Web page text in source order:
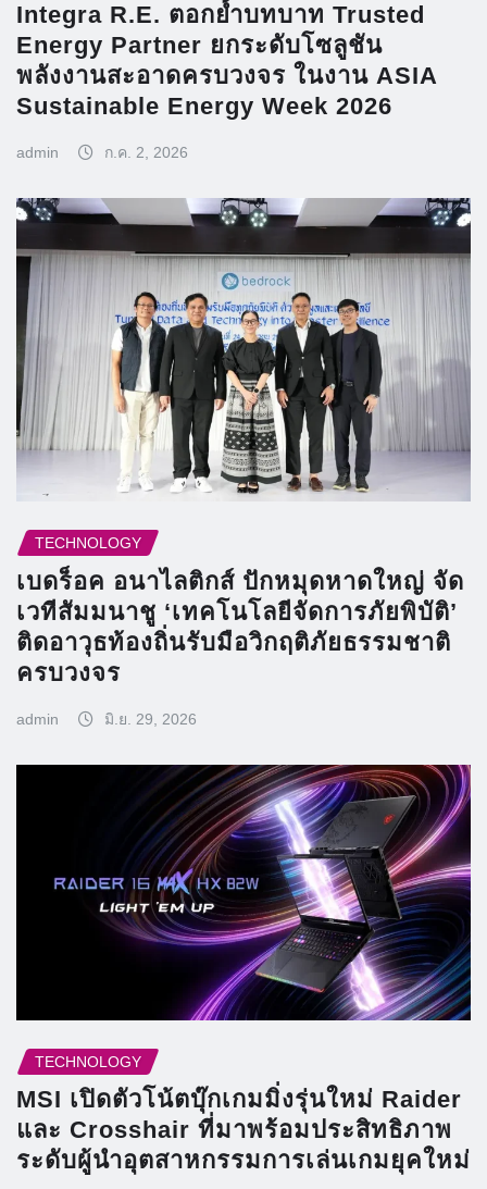
Integra R.E. ตอกย้ำบทบาท Trusted
Energy Partner ยกระดับโซลูชัน
พลังงานสะอาดครบวงจร ในงาน ASIA
Sustainable Energy Week 2026
admin ก.ค. 2, 2026
TECHNOLOGY
เบดร็อค อนาไลติกส์ ปักหมุดหาดใหญ่ จัด
เวทีสัมมนาชู ‘เทคโนโลยีจัดการภัยพิบัติ’
ติดอาวุธท้องถิ่นรับมือวิกฤติภัยธรรมชาติ
ครบวงจร
admin มิ.ย. 29, 2026
TECHNOLOGY
MSI เปิดตัวโน้ตบุ๊กเกมมิ่งรุ่นใหม่ Raider
และ Crosshair ที่มาพร้อมประสิทธิภาพ
ระดับผู้นำอุตสาหกรรมการเล่นเกมยุคใหม่